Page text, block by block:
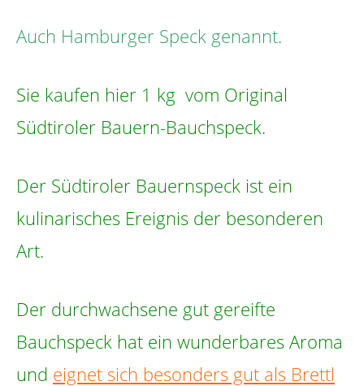
Auch Hamburger Speck genannt.
Sie kaufen hier 1 kg vom Original
Südtiroler Bauern-Bauchspeck.
Der Südtiroler Bauernspeck ist ein
kulinarisches Ereignis der besonderen
Art.
Der durchwachsene gut gereifte
Bauchspeck hat ein wunderbares Aroma
und eignet sich besonders gut als Brettl